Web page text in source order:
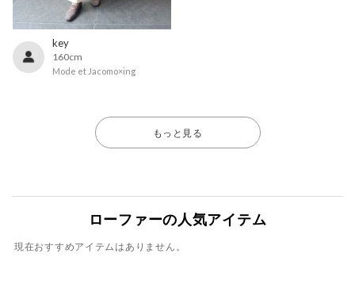
key
160cm
Mode et Jacomo×ing
もっと見る
ローファーの人気アイテム
現在おすすめアイテムはありません。